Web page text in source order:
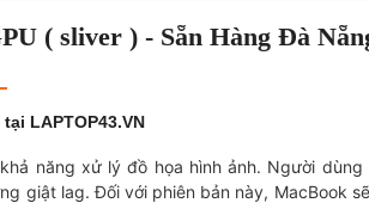
( sliver ) - Sẵn Hàng Đà
LAPTOP43.VN
năng xử lý đồ họa hình ảnh. Người dùng
giật lag. Đối với phiên bản này, MacBook